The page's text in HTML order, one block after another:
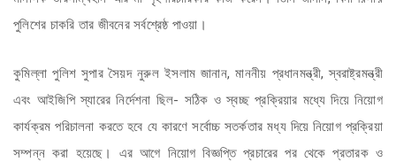
পুলিশের চাকরি তার জীবনের সর্বশ্রেষ্ঠ পাওয়া।
কুমিল্লা পুলিশ সুপার সৈয়দ নুরুল ইসলাম জানান, মাননীয় প্রধানমন্ত্রী, স্বরাষ্ট্রমন্ত্রী
এবং আইজিপি স্যারের নির্দেশনা ছিল- সঠিক ও স্বচ্ছ প্রক্রিয়ার মধ্যে দিয়ে নিয়োগ
কার্যক্রম পরিচালনা করতে হবে যে কারণে সর্বোচ্চ সতর্কতার মধ্য দিয়ে নিয়োগ প্রক্রিয়া
সম্পন্ন করা হয়েছে। এর আগে নিয়োগ বিজ্ঞপ্তি প্রচারের পর থেকে প্রতারক ও